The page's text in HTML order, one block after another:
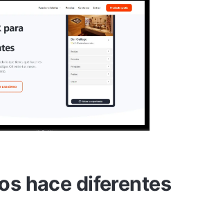
hace diferentes